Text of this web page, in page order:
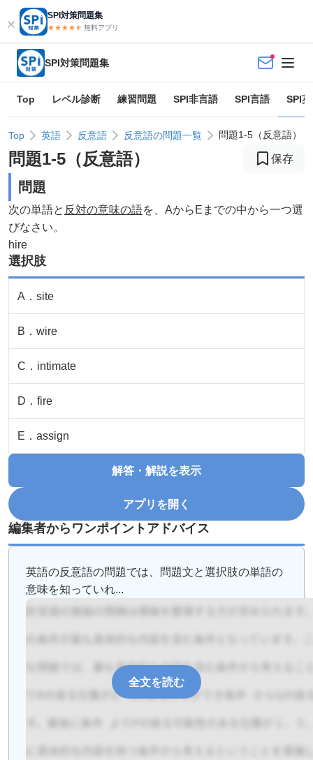
SPI対策問題集
★★★★★
★ 無料アプリ
SPI対策問題集
Top レベル診断 練習問題 SPI非言語 SPI言語 SPI
Top 英語 反意語 反意語の問題一覧 問題1-5（反意語）
問題1-5 （反意語） 保存
問題
次の単語と 反対の意味の語を、AからEまでの中から一つ選
びなさい。
hire
選択肢
A ． site
B ． wire
C ． intimate
D ． fire
E ． assign
解答・解説を表示
アプリを開く
編集者からワンポイントアドバイス
英語の反意語の問題では、問題文と選択肢の単語の
意味を知っていれ...
全文を読む